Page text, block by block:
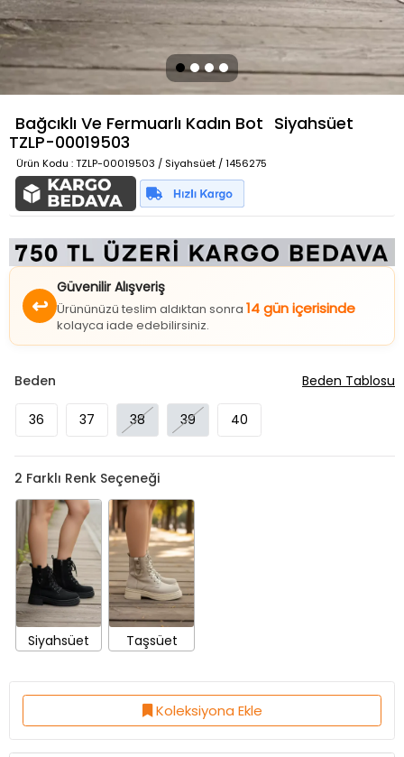
Bağcıklı Ve Fermuarlı Kadın Bot Siyahsüet
TZLP-00019503
Ürün Kodu : TZLP-00019503 / Siyahsüet / 1456275
↩
Güvenilir Alışveriş
Ürününüzü teslim aldıktan sonra 14 gün içerisinde
kolayca iade edebilirsiniz.
Beden
36 37 38 39 40
Beden Tablosu
2 Farklı Renk Seçeneği
Siyahsüet Taşsüet
Koleksiyona Ekle